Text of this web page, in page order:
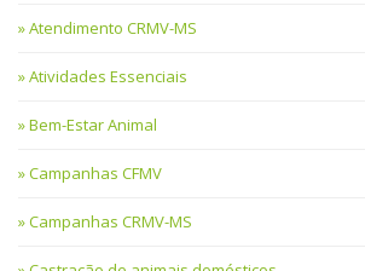
Atendimento CRMV-MS
Atividades Essenciais
Bem-Estar Animal
Campanhas CFMV
Campanhas CRMV-MS